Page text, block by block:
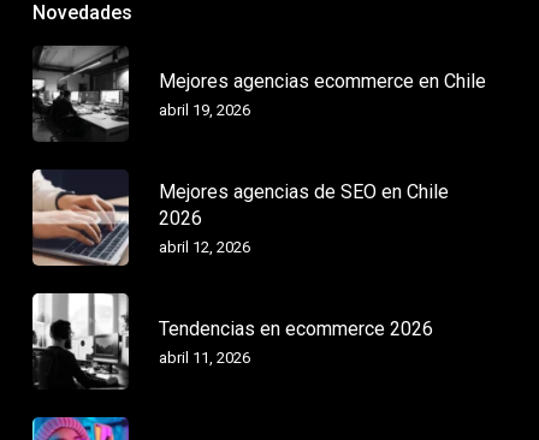
Novedades
Mejores agencias ecommerce en Chile
abril 19, 2026
Mejores agencias de SEO en Chile
2026
abril 12, 2026
Tendencias en ecommerce 2026
abril 11, 2026